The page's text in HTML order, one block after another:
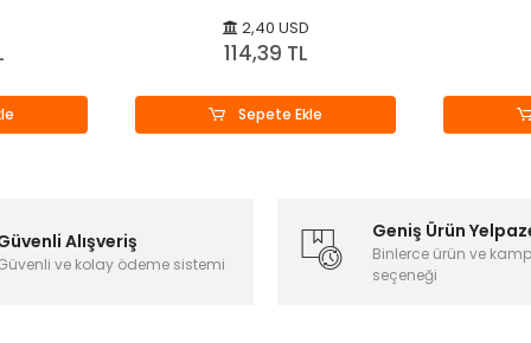
2,40 USD
114,39 TL
Sepete Ekle
Alışveriş
ve kolay ödeme sistemi
Geniş Ürün
Binlerce ürün ve
seçeneği